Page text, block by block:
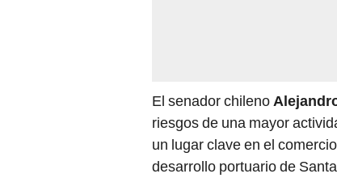
El senador chileno
riesgos de una mayor
un lugar clave en el
desarrollo portuario de